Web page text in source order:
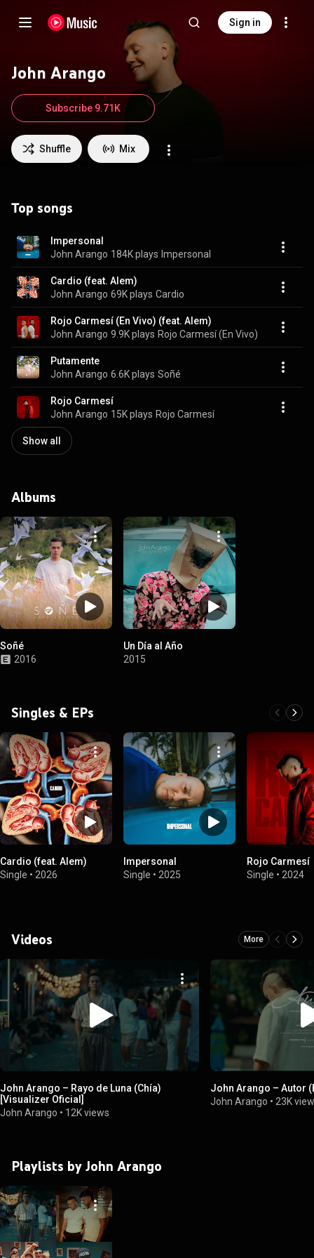
Sign in
John Arango
Shuffle Mix
Subscribe 9.71K
Top songs
Impersonal
John Arango 184K plays Impersonal
Cardio (feat. Alem)
John Arango 69K plays Cardio
Rojo Carmesí (En Vivo) (feat. Alem)
John Arango 9.9K plays Rojo Carmesí (En Vivo)
Putamente
John Arango 6.6K plays Soñé
Rojo Carmesí
John Arango 15K plays Rojo Carmesí
Show all
Albums
Soñé
2016
Un Día al Año
2015
Singles & EPs
Cardio (feat. Alem)
Single • 2026
Impersonal
Single • 2025
Rojo Carmesí
Single • 2024
Videos More
John Arango – Rayo de Luna (Chía)
[Visualizer Oficial]
John Arango • 12K views
John Arango – Autor
John Arango • 23K
Playlists by John Arango